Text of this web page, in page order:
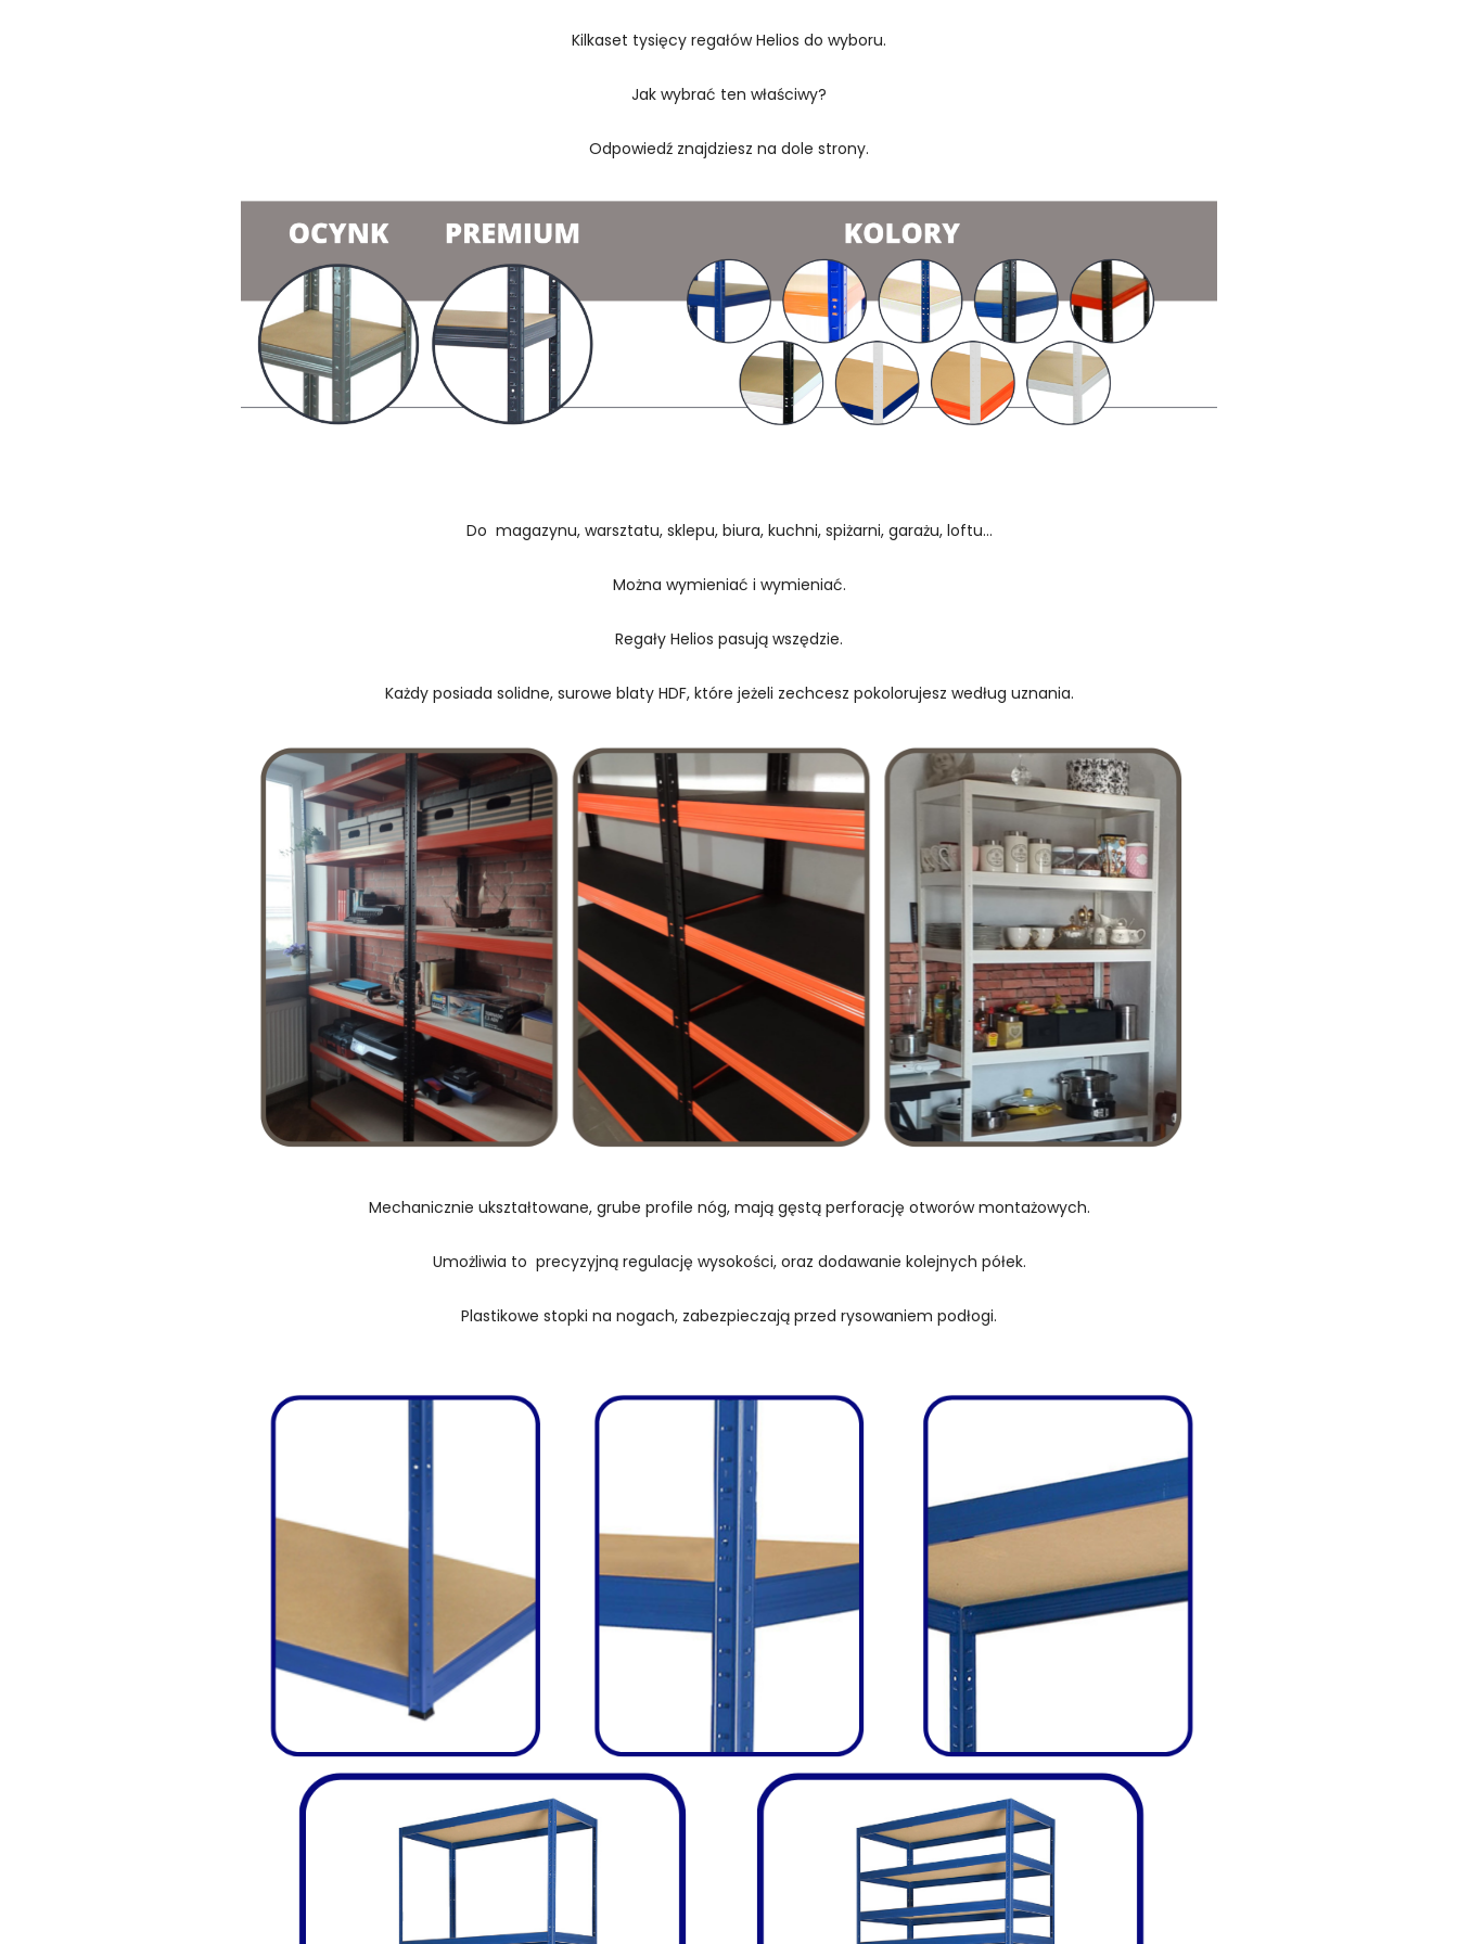
Kilkaset tysięcy regałów Helios do wyboru.
Jak wybrać ten właściwy?
Odpowiedź znajdziesz na dole strony.
Do magazynu, warsztatu, sklepu, biura, kuchni, spiżarni, garażu, loftu...
Można wymieniać i wymieniać.
Regały Helios pasują wszędzie.
Każdy posiada solidne, surowe blaty HDF, które jeżeli zechcesz pokolorujesz według uznania.
Mechanicznie ukształtowane, grube profile nóg, mają gęstą perforację otworów montażowych.
Umożliwia to precyzyjną regulację wysokości, oraz dodawanie kolejnych półek.
Plastikowe stopki na nogach, zabezpieczają przed rysowaniem podłogi.